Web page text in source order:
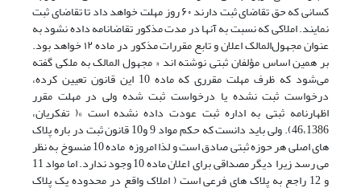
کسانی که حق تقاضای ثبت دارند ۶۰ روز مهلت خواهد داد تا تقاضای ثبت
نمایند. املاکی که نسبت به آنها در مدت مذکور تقاضانامه داده نشود به
عنوان مجهول‌المالک اعلان و تابع مقررات مذکور در ماده ۱۲ خواهد بود.
بر همین اساس مؤلفان ثبتی نوشته اند « مجهول المالک به ملکی گفته
می‌شود که ظرف مهلت مقرری که ماده 10 این قانون تعیین کرده،
درخواست ثبت نشده یا درخواست ثبت شده ولی در مهلت مقرر
اظهارنامه ثبتی به اداره ثبت عودت داده نشده است »( تفکریان،
46،1386). ولی باید دانست که حکم مواد 9 و10 قانون ثبت در باره پلاک
های اصلی هر حوزه ثبتی صادق است و لذا امروزه ماده 10 منسوخ به نظر
می رسد زیرا دیگر مصداقی برای اعلان ماده 10 وجود ندارد. اما مواد 11
و 12 راجع به پلاک های فرعی است ( املاک واقع در محدوده یک پلاک